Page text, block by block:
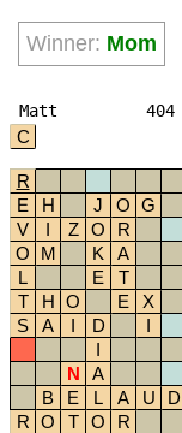
Winner: Mom
Matt 404
C
R
E
H J O G
V
I Z O R
O
M K A
L
E T
T
H O E X
S
A I D I
I
N
A
B
E L A U D
R O T O
R